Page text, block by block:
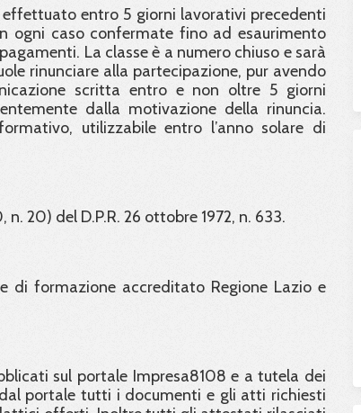
entro 5 giorni lavorativi precedenti
ogni caso confermate fino ad esaurimento
La classe è a numero chiuso e sarà
rinunciare alla partecipazione, pur avendo
scritta entro e non oltre 5 giorni
dalla motivazione della rinuncia.
utilizzabile entro l’anno solare di
20) del D.P.R. 26 ottobre 1972, n. 633.
di formazione accreditato Regione Lazio e
sul portale Impresa8108 e a tutela dei
portale tutti i documenti e gli atti richiesti